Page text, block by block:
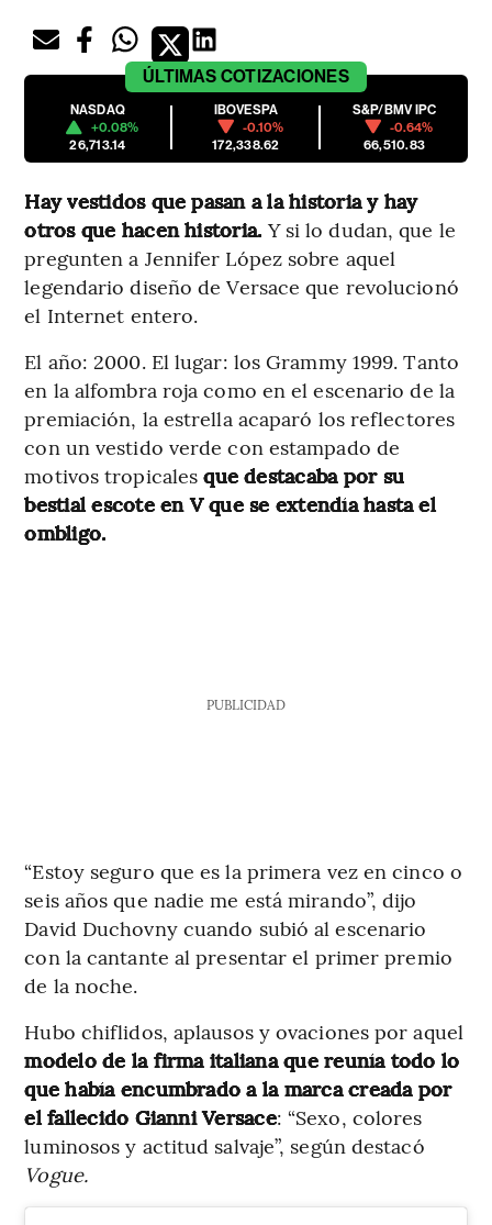
ÚLTIMAS COTIZACIONES
NASDAQ
+0.08%
26,713.14
IBOVESPA
-0.10%
172,338.62
S&P/BMV IPC
-0.64%
66,510.83
Hay vestidos que pasan a la historia y hay
otros que hacen historia. Y si lo dudan, que le
pregunten a Jennifer López sobre aquel
legendario diseño de Versace que revolucionó
el Internet entero.
El año: 2000. El lugar: los Grammy 1999. Tanto
en la alfombra roja como en el escenario de la
premiación, la estrella acaparó los reflectores
con un vestido verde con estampado de
motivos tropicalesque destacaba por su
bestial escote en V que se extendía hasta el
ombligo.
PUBLICIDAD
“Estoy seguro que es la primera vez en cinco o
seis años que nadie me está mirando”, dijo
David Duchovny cuando subió al escenario
con la cantante al presentar el primer premio
de la noche.
Hubo chiflidos, aplausos y ovaciones por aquel
modelo de la firma italiana que reunía todo lo
que había encumbrado a la marca creada por
el fallecido Gianni Versace: “Sexo, colores
luminosos y actitud salvaje”, según destacó
Vogue.